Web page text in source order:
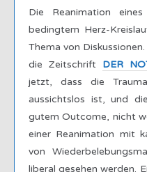
Die Reanimation
bedingtem Herz-
Thema von
die Zeitschrift DER
jetzt, dass die
aussichtslos ist, und
gutem Outcome, nicht
einer Reanimation mit
von
liberal gesehen werden.